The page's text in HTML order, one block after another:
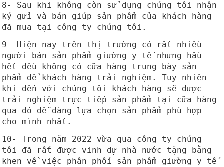
8- Sau khi không còn sử dụng chúng tôi nhận
ký gửi và bán giúp sản phẩm của khách hàng
đã mua tại công ty chúng tôi.
9- Hiện nay trên thị trường có rất nhiều
người bán sản phẩm giường y tế nhưng hầu
hết đều không có cữa hàng trung bày sản
phẩm để khách hàng trải nghiệm. Tuy nhiên
khi đến với chúng tôi khách hàng sẽ được
trải nghiệm trực tiếp sản phẩm tại cữa hàng
qua đó dễ dàng lựa chọn sản phẩm phù hợp
cho mình nhất.
10- Trong năm 2022 vừa qua công ty chúng
tôi đã rất được vinh dự nhà nước tặng bằng
khen về việc phân phối sản phẩm giường y tế